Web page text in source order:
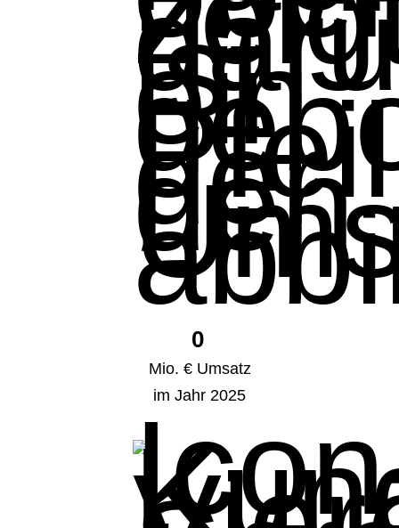
0
Mio. € Umsatz
im Jahr 2025